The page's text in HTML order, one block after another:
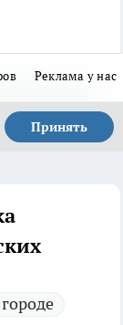
Реклама у нас
Принять